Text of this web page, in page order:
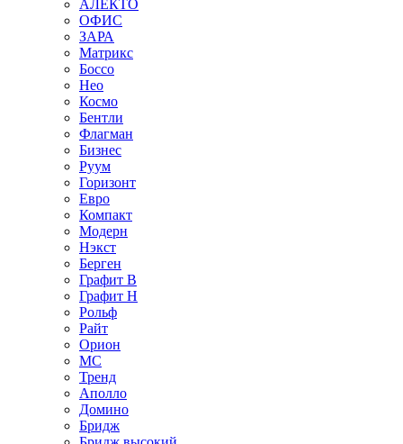
АЛЕКТО
ОФИС
ЗАРА
Матрикс
Боссо
Нео
Космо
Бентли
Флагман
Бизнес
Руум
Горизонт
Евро
Компакт
Модерн
Нэкст
Берген
Графит В
Графит Н
Рольф
Райт
Орион
МС
Тренд
Аполло
Домино
Бридж